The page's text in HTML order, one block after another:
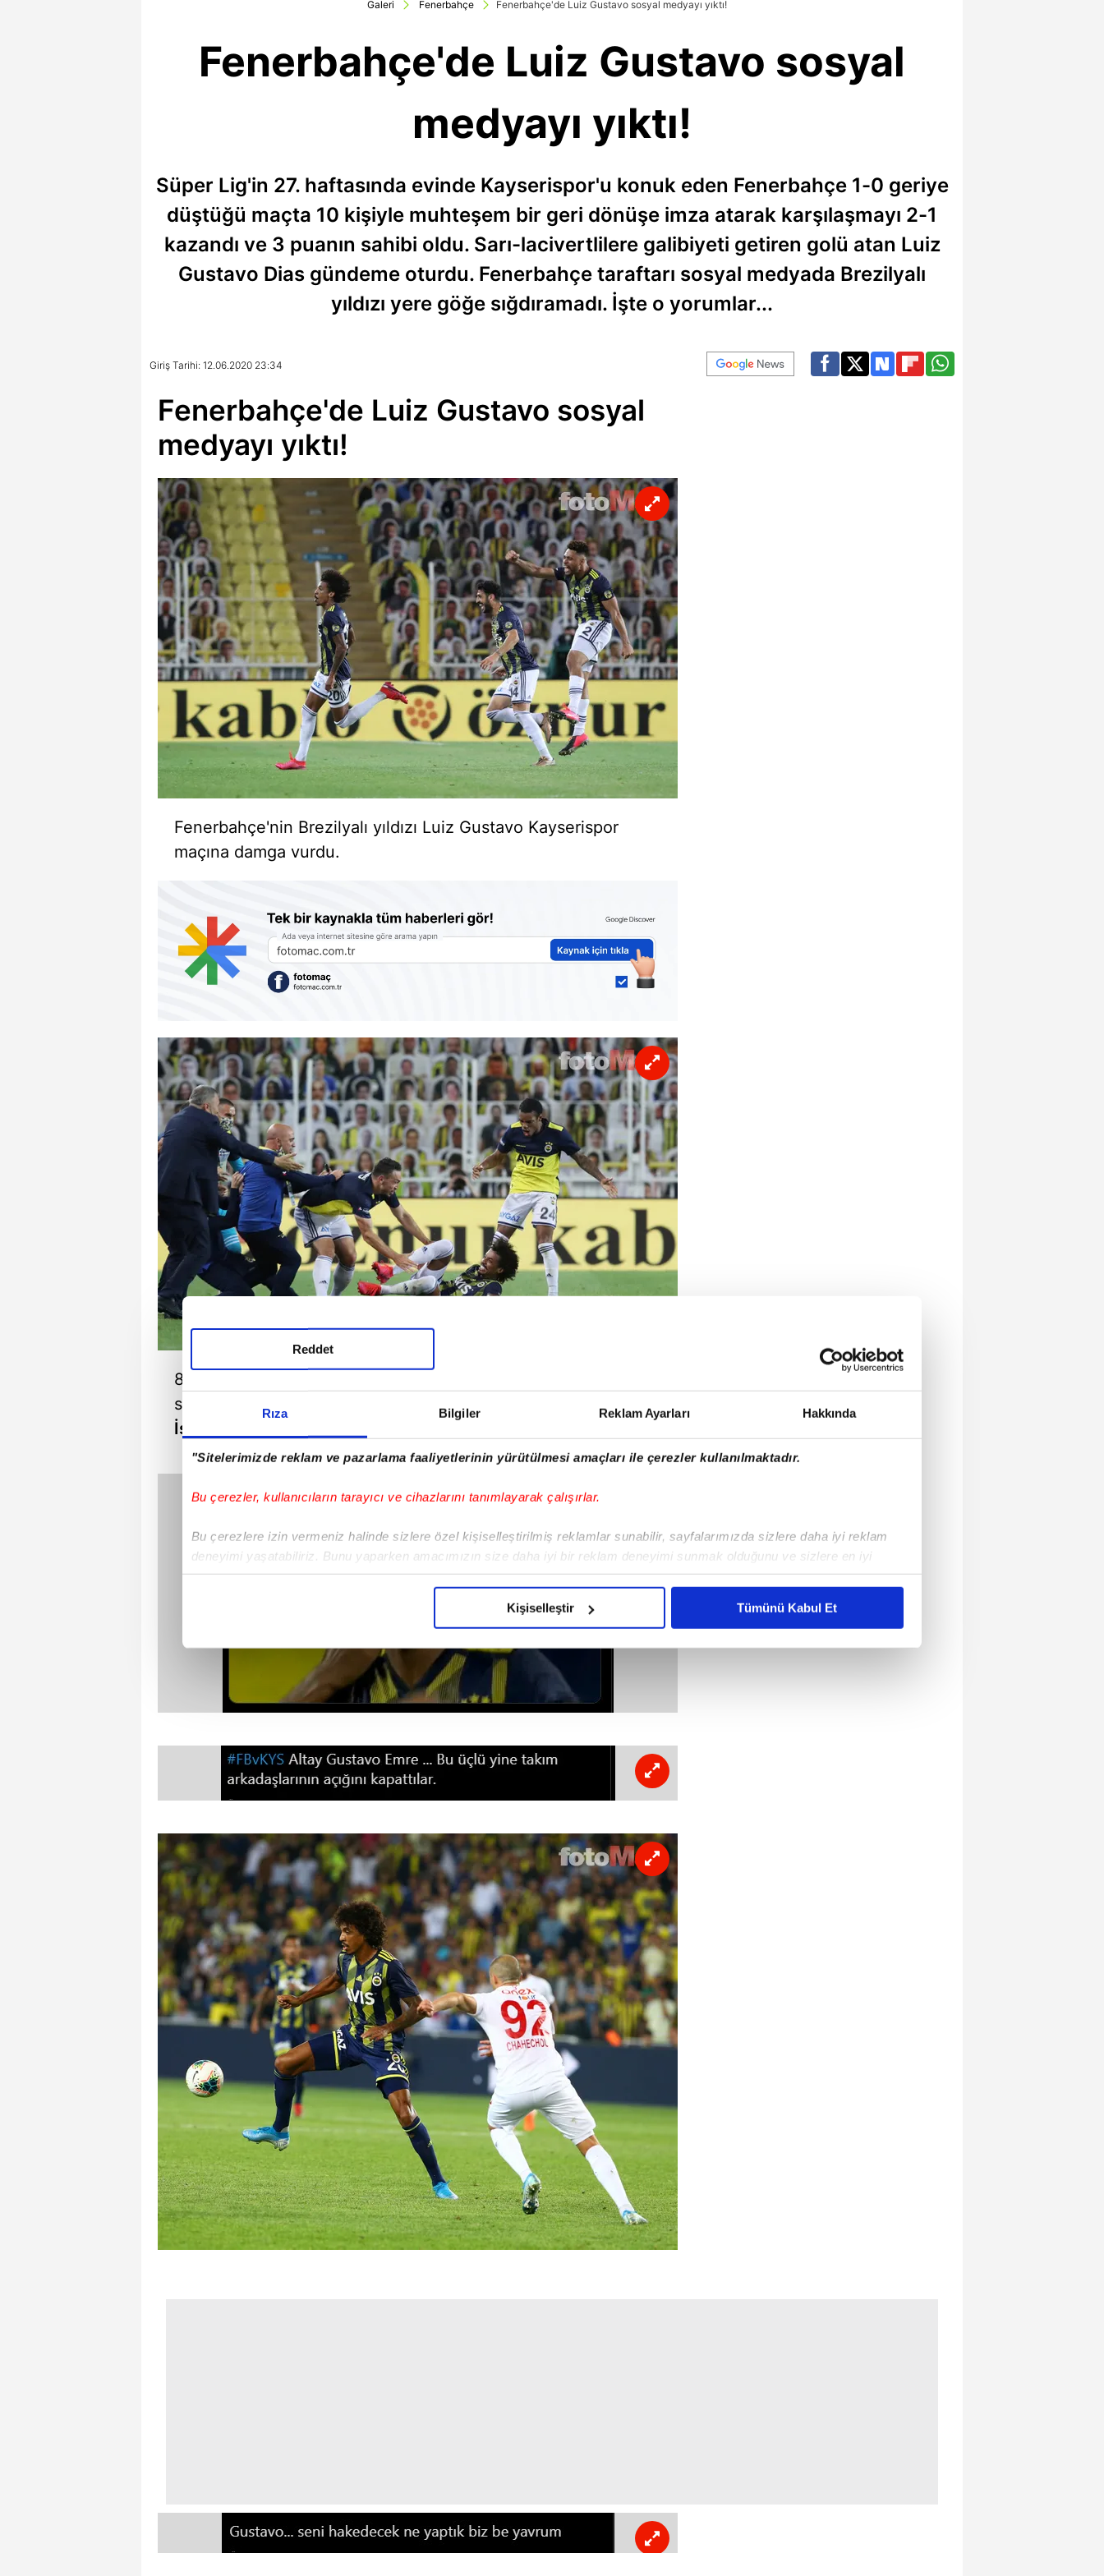
Rıza Bilgiler Reklam Ayarları Hakkında
"Sitelerimizde reklam ve pazarlama faaliyetlerinin yürütülmesi amaçları ile çerezler kullanılmaktadır.
Bu çerezler, kullanıcıların tarayıcı ve cihazlarını tanımlayarak çalışırlar.
Bu çerezlere izin vermeniz halinde sizlere özel kişiselleştirilmiş reklamlar sunabilir, sayfalarımızda sizlere daha iyi reklam
deneyimi yaşatabiliriz. Bunu yaparken amacımızın size daha iyi bir reklam deneyimi sunmak olduğunu ve sizlere en iyi
içerikleri sunabilmek adına elimizden gelen çabayı gösterdiğimizi ve bu noktada, reklamların maliyetlerimizi karşılamak
Sizlere daha iyi bir hizmet sunabilmek için İnternet Sitemizde kendimize ve üçüncü kişilere ait çerezler kullanılmaktadır. Bu
çerezler vasıtasıyla çeşitli kişisel verileriniz işlenmekte olup gerekli olan çerezler bilgi toplumu hizmetlerinin sunulması
amacıyla kullanılmaktadır. Diğer çerezler, sitemizin daha işlevsel kılınması ve kişiselleştirilmesi ve sizlere yönelik
Çerezlere ilişkin tercihlerinizi aşağıda yer alan panel vasıtasıyla belirleyebilirsiniz. Çerezlere ilişkin detaylı bilgi için Ayarlar
butonuna tıklayabilir,
Çerez Bilgilendirme Metnimizi
6698 sayılı Kişisel Verilerin Korunması Kanunu uyarınca hazırlanmış Aydınlatma Metnimizi okumak ve sitemizde ilgili
mevzuata uygun olarak kullanılan çerezlerle ilgili bilgi almak için lütfentıklayınız .
Reddet
Kişiselleştir Tümünü Kabul Et
Galeri Fenerbahçe Fenerbahçe'de Luiz Gustavo sosyal medyayı yıktı!
Fenerbahçe'de Luiz Gustavo sosyal
medyayı yıktı!
Süper Lig'in 27. haftasında evinde Kayserispor'u konuk eden Fenerbahçe 1-0 geriye
düştüğü maçta 10 kişiyle muhteşem bir geri dönüşe imza atarak karşılaşmayı 2-1
kazandı ve 3 puanın sahibi oldu. Sarı-lacivertlilere galibiyeti getiren golü atan Luiz
Gustavo Dias gündeme oturdu. Fenerbahçe taraftarı sosyal medyada Brezilyalı
yıldızı yere göğe sığdıramadı. İşte o yorumlar...
Giriş Tarihi: 12.06.2020 23:34
Fenerbahçe'de Luiz Gustavo sosyal
medyayı yıktı!
Fenerbahçe'nin Brezilyalı yıldızı Luiz Gustavo Kayserispor
maçına damga vurdu.
88. dakikada attığı füzeyle takımına galibiyeti getiren Gustavo
sosyal medyada en çok konuşulan isimler arasına girdi.
İşte o yorumlar...